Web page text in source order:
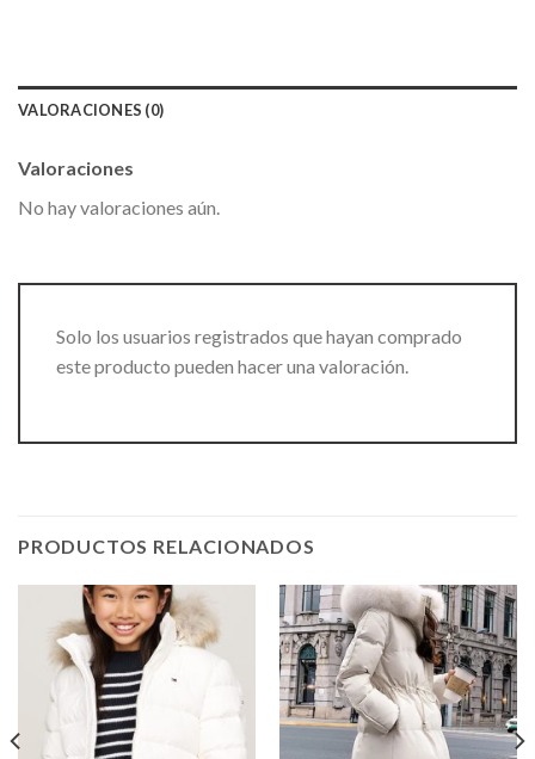
VALORACIONES (0)
Valoraciones
No hay valoraciones aún.
Solo los usuarios registrados que hayan comprado
este producto pueden hacer una valoración.
PRODUCTOS RELACIONADOS